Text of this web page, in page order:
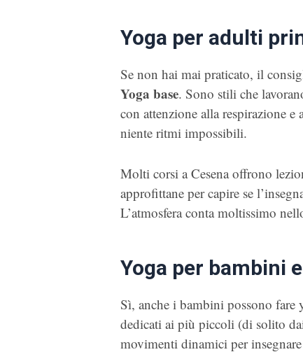
Yoga per adulti
Se non hai mai praticato, il
Yoga base. Sono stili che
con attenzione alla respirazione e
niente ritmi impossibili.
Molti corsi a Cesena offrono
approfittane per capire se
L’atmosfera conta moltissimo
Yoga per bambini
Sì, anche i bambini possono
dedicati ai più piccoli (di solito
movimenti dinamici per